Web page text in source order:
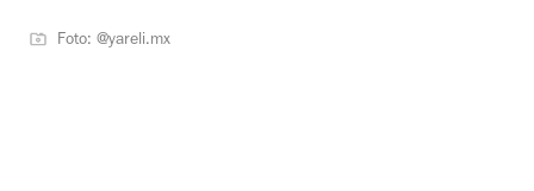
Foto: @yareli.mx